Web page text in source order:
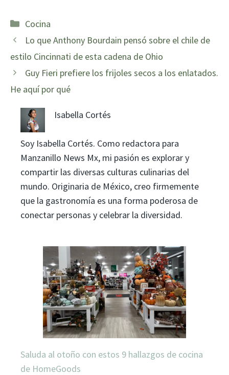
Categorías
Cocina
Lo que Anthony Bourdain pensó sobre el chile de
estilo Cincinnati de esta cadena de Ohio
Guy Fieri prefiere los frijoles secos a los enlatados.
He aquí por qué
Isabella Cortés
Soy Isabella Cortés. Como redactora para
Manzanillo News Mx, mi pasión es explorar y
compartir las diversas culturas culinarias del
mundo. Originaria de México, creo firmemente
que la gastronomía es una forma poderosa de
conectar personas y celebrar la diversidad.
Saluda al otoño con estos 9 hallazgos de cocina
de HomeGoods